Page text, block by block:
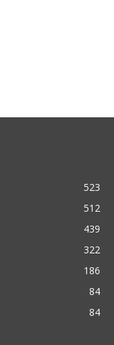
523
512
439
322
186
84
84